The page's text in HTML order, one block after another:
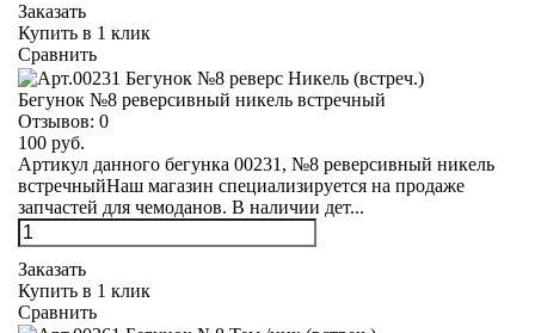
Заказать
Купить в 1 клик
Сравнить
Бегунок №8 реверсивный никель встречный
Отзывов: 0
100 руб.
Артикул данного бегунка 00231, №8 реверсивный никель
встречныйНаш магазин специализируется на продаже
запчастей для чемоданов. В наличии дет...
Заказать
Купить в 1 клик
Сравнить